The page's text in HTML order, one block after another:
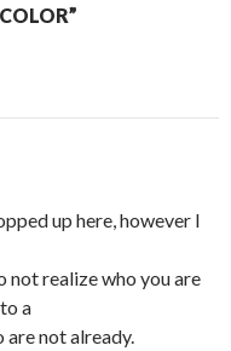
up here, however I
not realize who you are
a
not already.